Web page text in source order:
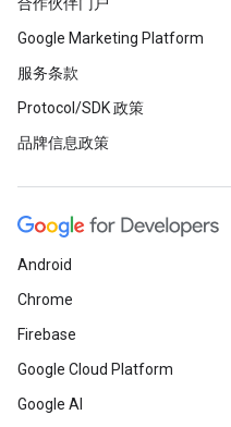
Google Marketing Platform
服务条款
Protocol/SDK 政策
品牌信息政策
Android
Chrome
Firebase
Google Cloud Platform
Google AI